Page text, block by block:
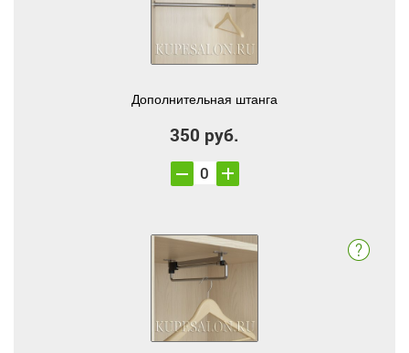
Дополнительная штанга
350 руб.